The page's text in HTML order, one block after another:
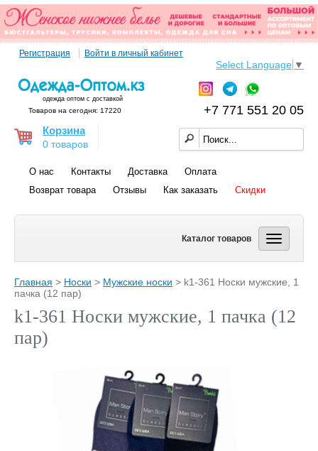
Регистрация Войти в личный кабинет
Select Language ▼
одежда оптом с доставкой
+7 771 551 20 05
Товаров на сегодня: 17220
Корзина
0 товаров
О нас Контакты Доставка
Оплата
Возврат товара
Отзывы Как заказать Скидки
Каталог товаров
Главная > Носки > Мужские носки > k1-361 Носки мужские, 1
пачка (12 пар)
k1-361 Носки мужские, 1 пачка (12
пар)